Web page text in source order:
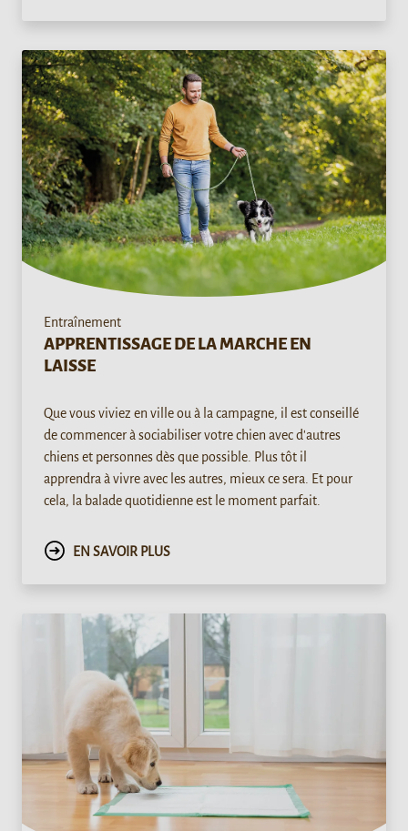
Entraînement
APPRENTISSAGE DE LA MARCHE EN
LAISSE
Que vous viviez en ville ou à la campagne, il est conseillé
de commencer à sociabiliser votre chien avec d'autres
chiens et personnes dès que possible. Plus tôt il
apprendra à vivre avec les autres, mieux ce sera. Et pour
cela, la balade quotidienne est le moment parfait.
EN SAVOIR PLUS